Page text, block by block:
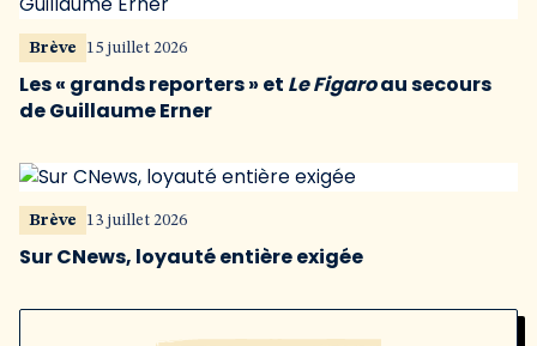
Brève 15 juillet 2026
Les « grands reporters » et Le Figaroau secours
de Guillaume Erner
Brève 13 juillet 2026
Sur CNews, loyauté entière exigée